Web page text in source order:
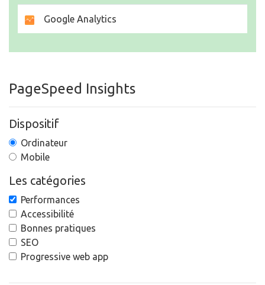
Google Analytics
PageSpeed Insights
Dispositif
Ordinateur
Mobile
Les catégories
Performances
Accessibilité
Bonnes pratiques
SEO
Progressive web app